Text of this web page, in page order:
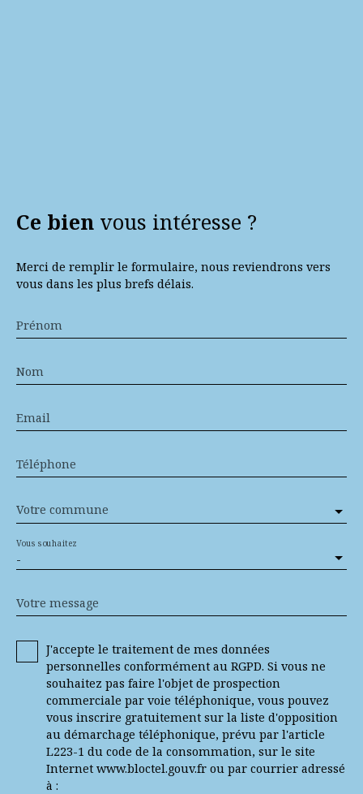
Ce bien vous intéresse ?
Merci de remplir le formulaire, nous reviendrons vers
vous dans les plus brefs délais.
Prénom
Nom
Email
Téléphone
Votre commune
-
Vous souhaitez
Votre message
J'accepte le traitement de mes données
personnelles conformément au RGPD. Si vous ne
souhaitez pas faire l'objet de prospection
commerciale par voie téléphonique, vous pouvez
vous inscrire gratuitement sur la liste d'opposition
au démarchage téléphonique, prévu par l'article
L223-1 du code de la consommation, sur le site
Internet www.bloctel.gouv.fr ou par courrier adressé
à :